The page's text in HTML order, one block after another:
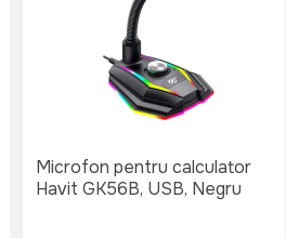
Microfon pentru calculator
Havit GK56B, USB, Negru